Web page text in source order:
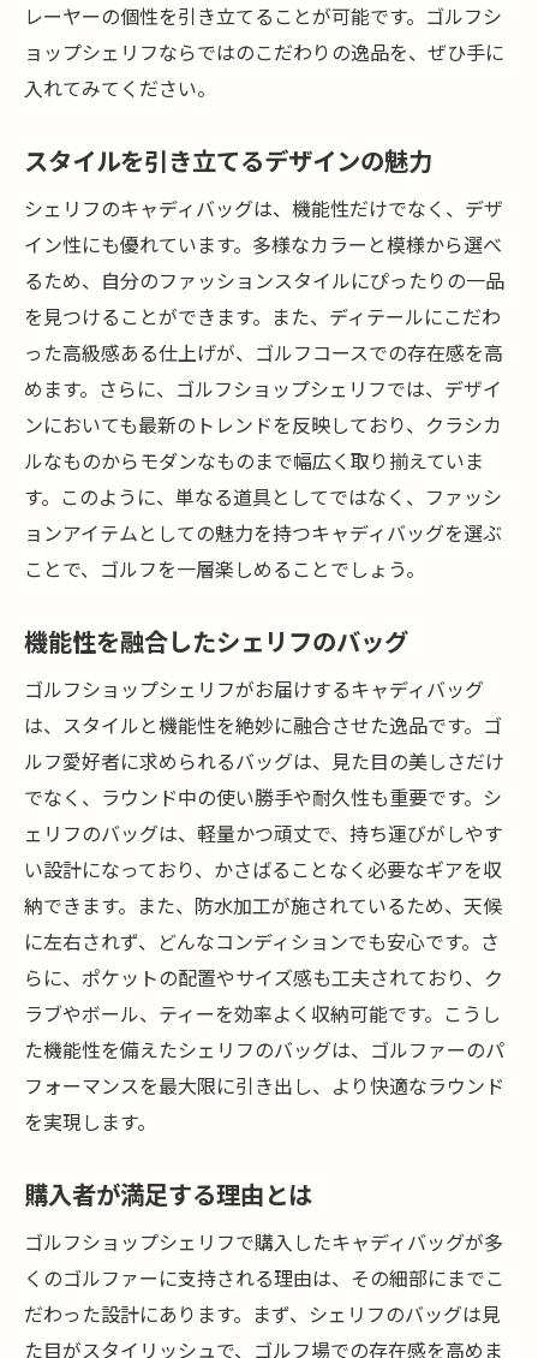
レーヤーの個性を引き立てることが可能です。ゴルフシ
ョップシェリフならではのこだわりの逸品を、ぜひ手に
入れてみてください。
スタイルを引き立てるデザインの魅力
シェリフのキャディバッグは、機能性だけでなく、デザ
イン性にも優れています。多様なカラーと模様から選べ
るため、自分のファッションスタイルにぴったりの一品
を見つけることができます。また、ディテールにこだわ
った高級感ある仕上げが、ゴルフコースでの存在感を高
めます。さらに、ゴルフショップシェリフでは、デザイ
ンにおいても最新のトレンドを反映しており、クラシカ
ルなものからモダンなものまで幅広く取り揃えていま
す。このように、単なる道具としてではなく、ファッシ
ョンアイテムとしての魅力を持つキャディバッグを選ぶ
ことで、ゴルフを一層楽しめることでしょう。
機能性を融合したシェリフのバッグ
ゴルフショップシェリフがお届けするキャディバッグ
は、スタイルと機能性を絶妙に融合させた逸品です。ゴ
ルフ愛好者に求められるバッグは、見た目の美しさだけ
でなく、ラウンド中の使い勝手や耐久性も重要です。シ
ェリフのバッグは、軽量かつ頑丈で、持ち運びがしやす
い設計になっており、かさばることなく必要なギアを収
納できます。また、防水加工が施されているため、天候
に左右されず、どんなコンディションでも安心です。さ
らに、ポケットの配置やサイズ感も工夫されており、ク
ラブやボール、ティーを効率よく収納可能です。こうし
た機能性を備えたシェリフのバッグは、ゴルファーのパ
フォーマンスを最大限に引き出し、より快適なラウンド
を実現します。
購入者が満足する理由とは
ゴルフショップシェリフで購入したキャディバッグが多
くのゴルファーに支持される理由は、その細部にまでこ
だわった設計にあります。まず、シェリフのバッグは見
た目がスタイリッシュで、ゴルフ場での存在感を高めま